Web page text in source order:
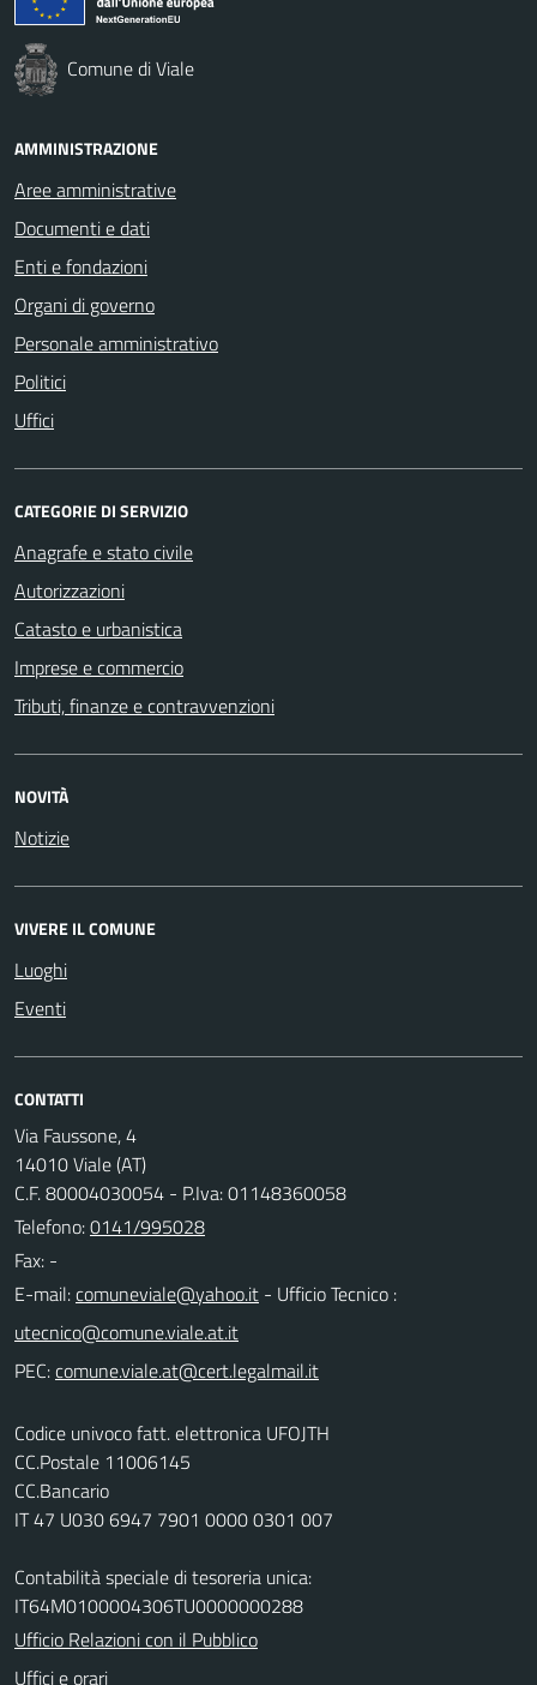
Comune di Viale
AMMINISTRAZIONE
Aree amministrative
Documenti e dati
Enti e fondazioni
Organi di governo
Personale amministrativo
Politici
Uffici
CATEGORIE DI SERVIZIO
Anagrafe e stato civile
Autorizzazioni
Catasto e urbanistica
Imprese e commercio
Tributi, finanze e contravvenzioni
NOVITÀ
Notizie
VIVERE IL COMUNE
Luoghi
Eventi
CONTATTI
Via Faussone, 4
14010 Viale (AT)
C.F. 80004030054 - P.Iva: 01148360058
Telefono:0141/995028
Fax: -
E-mail:
- Ufficio Tecnico :
PEC:
Codice univoco fatt. elettronica UFOJTH
CC.Postale 11006145
CC.Bancario
IT 47 U030 6947 7901 0000 0301 007
Contabilità speciale di tesoreria unica:
IT64M0100004306TU0000000288
Ufficio Relazioni con il Pubblico
Uffici e orari